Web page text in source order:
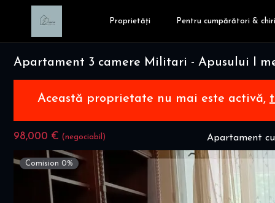
Proprietăți Pentru cumpărători &
Apartament 3 camere Militari - Apusului I
Această proprietate nu mai este activă,
98,000 € (negociabil) Apartament
Comision 0%